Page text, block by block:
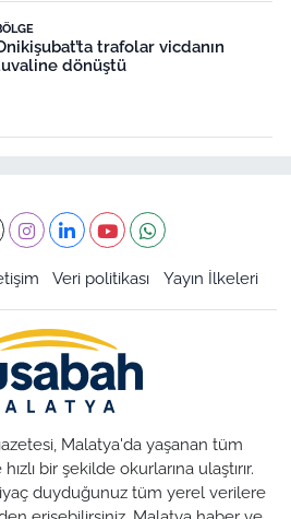
trafolar vicdanın
dönüştü
Veri politikası Yayın İlkeleri
Malatya'da yaşanan tüm
bir şekilde okurlarına ulaştırır.
duyduğunuz tüm yerel verilere